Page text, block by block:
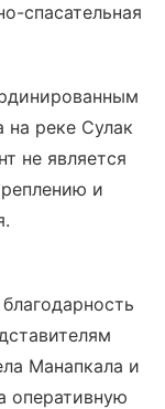
спасательная
на реке Сулак
не является
и
Манапкала и
оперативную